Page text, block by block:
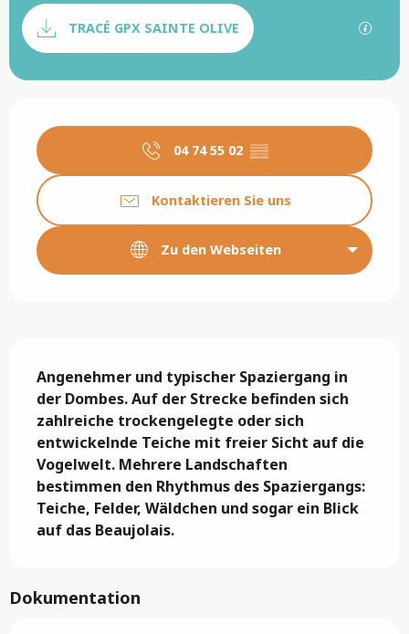
Dokumentation
TRACÉ GPX SAINTE OLIVE Mit
04 74 55 02 ▒▒
Kontaktieren Sie uns
Zu den Webseiten
Angenehmer und typischer Spaziergang in
der Dombes. Auf der Strecke befinden sich
zahlreiche trockengelegte oder sich
entwickelnde Teiche mit freier Sicht auf die
Vogelwelt. Mehrere Landschaften
bestimmen den Rhythmus des Spaziergangs:
Teiche, Felder, Wäldchen und sogar ein Blick
auf das Beaujolais.
Dokumentation